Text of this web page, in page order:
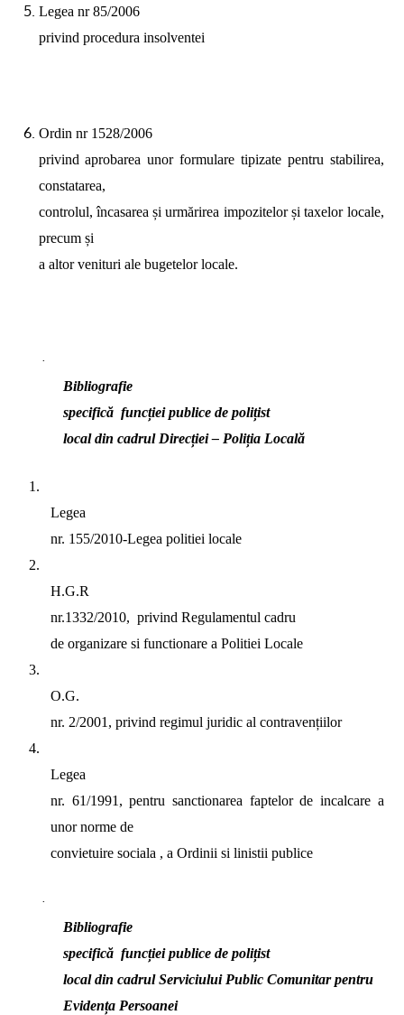
Legea nr 85/2006
privind procedura insolventei
Ordin nr 1528/2006
privind aprobarea unor formulare tipizate pentru stabilirea,
constatarea,
controlul, încasarea și urmărirea impozitelor și taxelor locale,
precum și
a altor venituri ale bugetelor locale.
·
Bibliografie
specifică funcției publice de polițist
local din cadrul Direcției – Poliția Locală
1.
Legea
nr. 155/2010-Legea politiei locale
2.
H.G.R
nr.1332/2010, privind Regulamentul cadru
de organizare si functionare a Politiei Locale
3.
O.G.
nr. 2/2001, privind regimul juridic al contravențiilor
4.
Legea
nr. 61/1991, pentru sanctionarea faptelor de incalcare a
unor norme de
convietuire sociala , a Ordinii si linistii publice
·
Bibliografie
specifică funcției publice de polițist
local din cadrul Serviciului Public Comunitar pentru
Evidența Persoanei